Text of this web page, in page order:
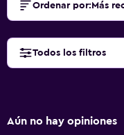
Ordenar por: Más
Todos los filtros
Aún no hay opiniones